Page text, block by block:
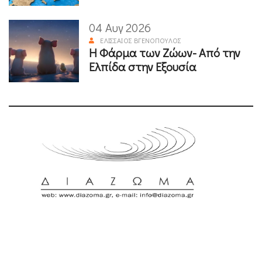
04 Αυγ 2026
ΕΛΙΣΣΑΊΟΣ ΒΓΕΝΌΠΟΥΛΟΣ
Η Φάρμα των Ζώων- Από την
Ελπίδα στην Εξουσία